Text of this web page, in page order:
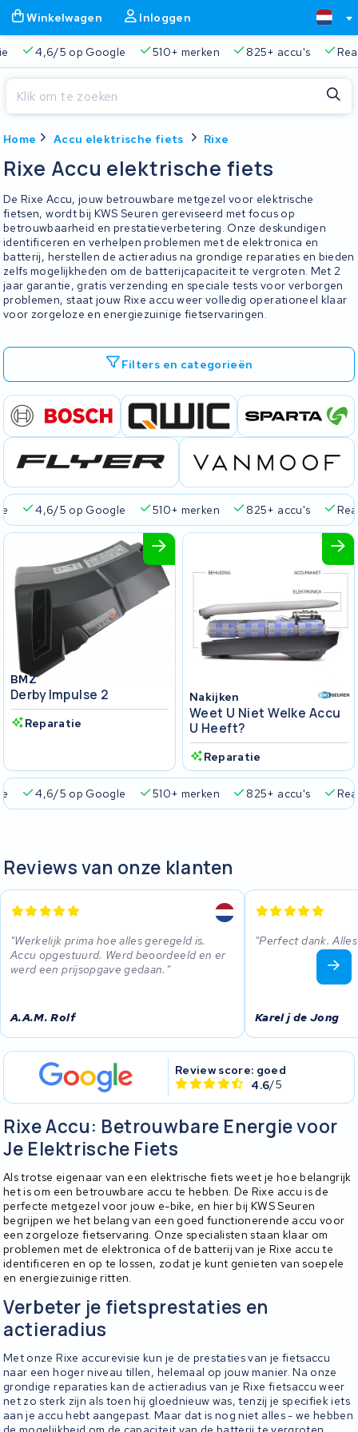
Winkelwagen Inloggen
4,6/5 op Google 510+ merken 825+ accu's
Home Accu elektrische fiets Rixe
Rixe Accu elektrische fiets
De Rixe Accu, jouw betrouwbare metgezel voor elektrische
fietsen, wordt bij KWS Seuren gereviseerd met focus op
betrouwbaarheid en prestatieverbetering. Onze deskundigen
identificeren en verhelpen problemen met de elektronica en
batterij, herstellen de actieradius na grondige reparaties en bieden
zelfs mogelijkheden om de batterijcapaciteit te vergroten. Met 2
jaar garantie, gratis verzending en speciale tests voor verborgen
problemen, staat jouw Rixe accu weer volledig operationeel klaar
voor zorgeloze en energiezuinige fietservaringen.
Filters en categorieën
4,6/5 op Google 510+ merken 825+ accu's
BMZ
Derby Impulse 2
Reparatie
Nakijken
Weet U Niet Welke Accu
U Heeft?
Reparatie
4,6/5 op Google 510+ merken 825+ accu's
Reviews van onze klanten
Werkelijk prima hoe alles geregeld is.
Accu opgestuurd. Werd beoordeeld en er
werd een prijsopgave gedaan.
A.A.M. Rolf
Perfect dank.
Karel j de Jong
Review score: goed
4.6/5
Rixe Accu: Betrouwbare Energie voor
Je Elektrische Fiets
Als trotse eigenaar van een elektrische fiets weet je hoe belangrijk
het is om een betrouwbare accu te hebben. De Rixe accu is de
perfecte metgezel voor jouw e-bike, en hier bij KWS Seuren
begrijpen we het belang van een goed functionerende accu voor
een zorgeloze fietservaring. Onze specialisten staan klaar om
problemen met de elektronica of de batterij van je Rixe accu te
identificeren en op te lossen, zodat je kunt genieten van soepele
en energiezuinige ritten.
Verbeter je fietsprestaties en
actieradius
Met onze Rixe accurevisie kun je de prestaties van je fietsaccu
naar een hoger niveau tillen, helemaal op jouw manier. Na onze
grondige reparaties kan de actieradius van je Rixe fietsaccu weer
net zo sterk zijn als toen hij gloednieuw was, tenzij je specifiek iets
aan je accu hebt aangepast. Maar dat is nog niet alles - we hebben
Je winkelwagen is leeg.
Gratis verzending en ophaalservice 45.000+ accu's
Sluiten
Begin te typen in de zoekbalk om te zoeken